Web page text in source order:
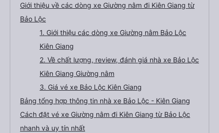
Giới thiệu về các dòng xe Giường nằm đi Kiên Giang từ
Bảo Lộc
1. Giới thiệu các dòng xe Giường nằm Bảo Lộc
Kiên Giang
2. Về chất lượng, review, đánh giá nhà xe Bảo Lộc
Kiên Giang Giường nằm
3. Giá vé xe Bảo Lộc Kiên Giang
Bảng tổng hợp thông tin nhà xe Bảo Lộc - Kiên Giang
Cách đặt vé xe Giường nằm đi Kiên Giang từ Bảo Lộc
nhanh và uy tín nhất